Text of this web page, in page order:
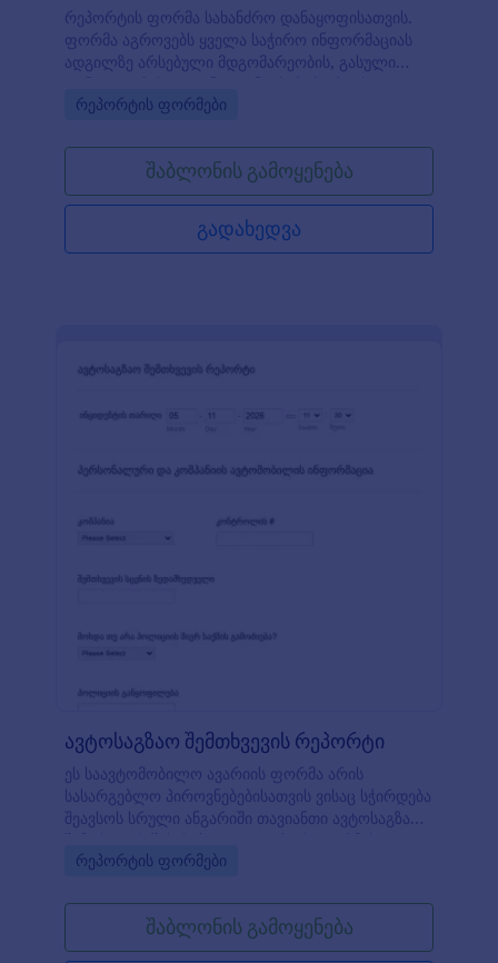
რეპორტის ფორმა სახანძრო დანაყოფისათვის.
ფორმა აგროვებს ყველა საჭირო ინფორმაციას
ადგილზე არსებული მდგომარეობის, გასული
დეტალების შესახებ.
Go to Category:
რეპორტის ფორმები
შაბლონის გამოყენება
გადახედვა
ავტოსაგზაო შემთხვევის რეპორტი
ეს საავტომობილო ავარიის ფორმა არის
სასარგებლო პიროვნებებისათვის ვისაც სჭირდება
შეავსოს სრული ანგარიში თავიანთი ავტოსაგზაო
შაბლონი არის საკმაოდ მნიშვნელოვანი,
მოსახერხებელი და გააჩნია ყველა მზა შეკითხვა.
როდესაც დაასრულებთ მოცემული
საავტომობილო ავარიის ფორმის შაბლონის
Go to Category:
რეპორტის ფორმები
შაბლონის გამოყენება